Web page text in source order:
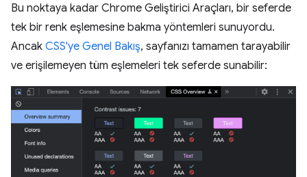
Bu noktaya kadar Chrome Geliştirici Araçları, bir seferde
tek bir renk eşlemesine bakma yöntemleri sunuyordu.
Ancak CSS'ye Genel Bakış, sayfanızı tamamen tarayabilir
ve erişilemeyen tüm eşlemeleri tek seferde sunabilir: